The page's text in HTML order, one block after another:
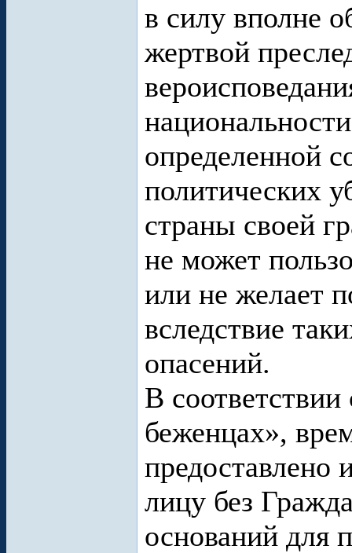
в силу вполне
жертвой
определенной
политических
страны своей
не может
или не желает
вследствие
опасений.
В
беженцах»,
предоставлено
лицу без
оснований для